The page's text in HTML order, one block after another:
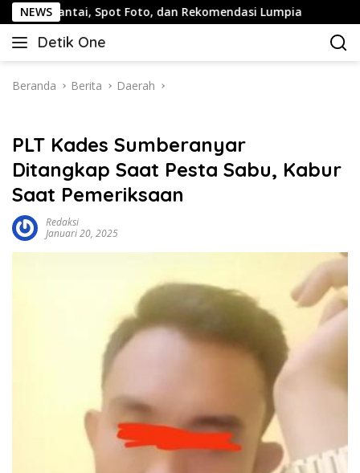
Langsung
ke
konten
NEWS
Spot Foto, dan Rekomendasi Lumpia Panduan
Detik One
Tajam
Fakta
Beranda Berita Daerah
PLT Kades Sumberanyar
Ditangkap Saat Pesta Sabu, Kabur
Saat Pemeriksaan
Redaksi
Januari 20, 2025